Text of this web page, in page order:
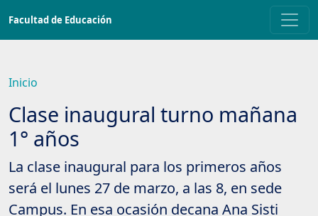
contenido
Facultad de Educación
Inicio
Clase inaugural turno mañana
1° años
La clase inaugural para los primeros años
será el lunes 27 de marzo, a las 8, en sede
Campus. En esa ocasión decana Ana Sisti